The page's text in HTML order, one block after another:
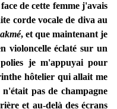
de cette femme j'avais
corde vocale de diva au
, et que maintenant je
violoncelle éclaté sur un
je m'appuyai pour
hôtelier qui allait me
pas de champagne
et au-delà des écrans